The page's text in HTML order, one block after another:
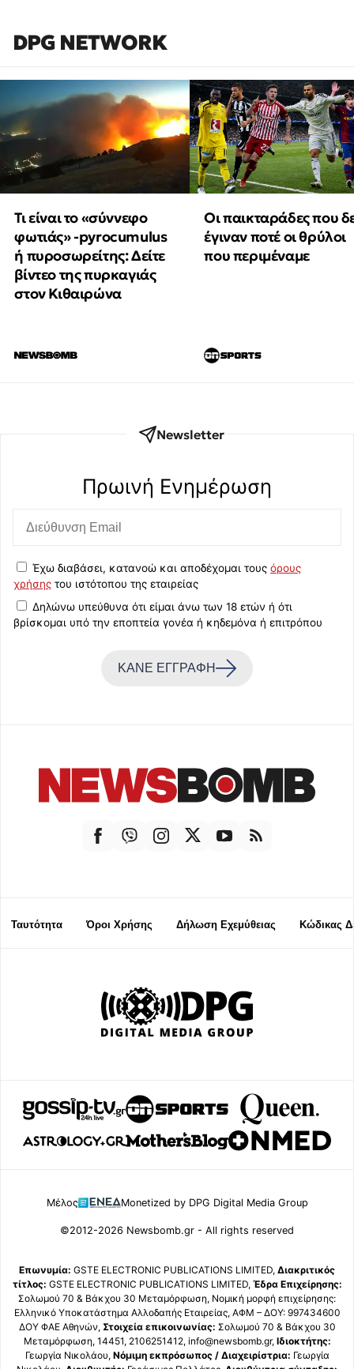
DPG NETWORK
Τι είναι το «σύννεφο
φωτιάς» -pyrocumulus
ή πυροσωρείτης: Δείτε
βίντεο της πυρκαγιάς
στον Κιθαιρώνα
Οι παικταράδες που
έγιναν ποτέ οι θρύλοι
που περιμέναμε
Newsletter
Πρωινή Eνημέρωση
Έχω διαβάσει, κατανοώ και αποδέχομαι τους όρους
χρήσης του ιστότοπου της εταιρείας
Δηλώνω υπεύθυνα ότι είμαι άνω των 18 ετών ή ότι
βρίσκομαι υπό την εποπτεία γονέα ή κηδεμόνα ή επιτρόπου
ΚΑΝΕ ΕΓΓΡΑΦΗ
Ταυτότητα Όροι Χρήσης Δήλωση Εχεμύθειας Κώδικας
Μέλος Monetized by DPG Digital Media Group
©2012-2026 Newsbomb.gr - All rights reserved
Επωνυμία: GSTE ELECTRONIC PUBLICATIONS LIMITED, Διακριτικός
τίτλος: GSTE ELECTRONIC PUBLICATIONS LIMITED, Έδρα Επιχείρησης:
Σολωμού 70 & Βάκχου 30 Μεταμόρφωση, Νομική μορφή επιχείρησης:
Ελληνικό Υποκατάστημα Αλλοδαπής Εταιρείας, ΑΦΜ – ΔΟΥ: 997434600
ΔΟΥ ΦΑΕ Αθηνών, Στοιχεία επικοινωνίας: Σολωμού 70 & Βάκχου 30
Μεταμόρφωση, 14451, 2106251412, info@newsbomb.gr, Ιδιοκτήτης:
Γεωργία Νικολάου, Νόμιμη εκπρόσωπος / Διαχειρίστρια: Γεωργία